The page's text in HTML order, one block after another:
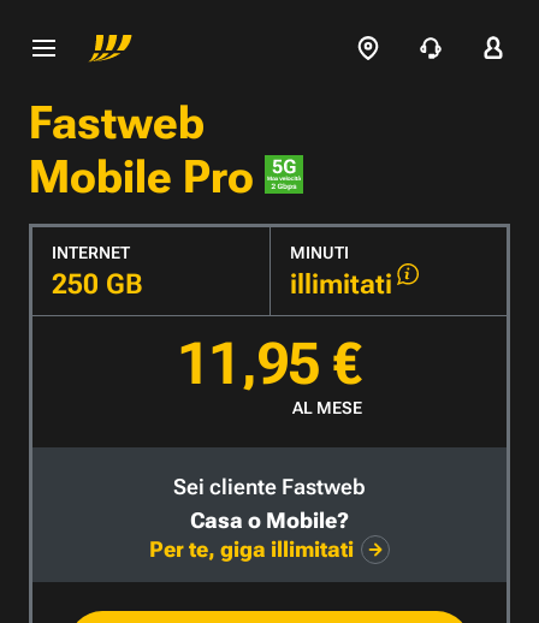
Fastweb
Mobile Pro
INTERNET
250 GB
MINUTI
illimitati
11,95 €
AL MESE
Sei cliente Fastweb
Casa o Mobile?
Per te, giga illimitati